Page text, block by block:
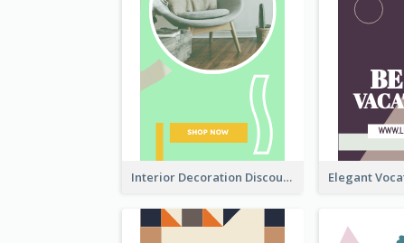
Interior Decoration Discount Wide Skyscraper Banner